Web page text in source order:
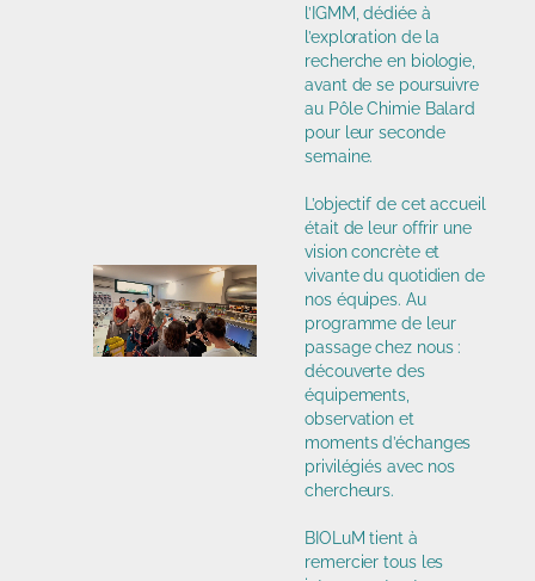
l’IGMM, dédiée à
l’exploration de la
recherche en biologie,
avant de se poursuivre
au Pôle Chimie Balard
pour leur seconde
semaine.
L’objectif de cet accueil
était de leur offrir une
vision concrète et
vivante du quotidien de
nos équipes. Au
programme de leur
passage chez nous :
découverte des
équipements,
observation et
moments d’échanges
privilégiés avec nos
chercheurs.
BIOLuM tient à
remercier tous les